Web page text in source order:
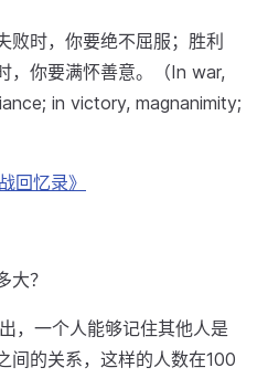
败时，你要绝不屈服；胜利
，你要满怀善意。（In war,
in victory, magnanimity;
回忆录》
大？
，一个人能够记住其他人是
间的关系，这样的人数在100